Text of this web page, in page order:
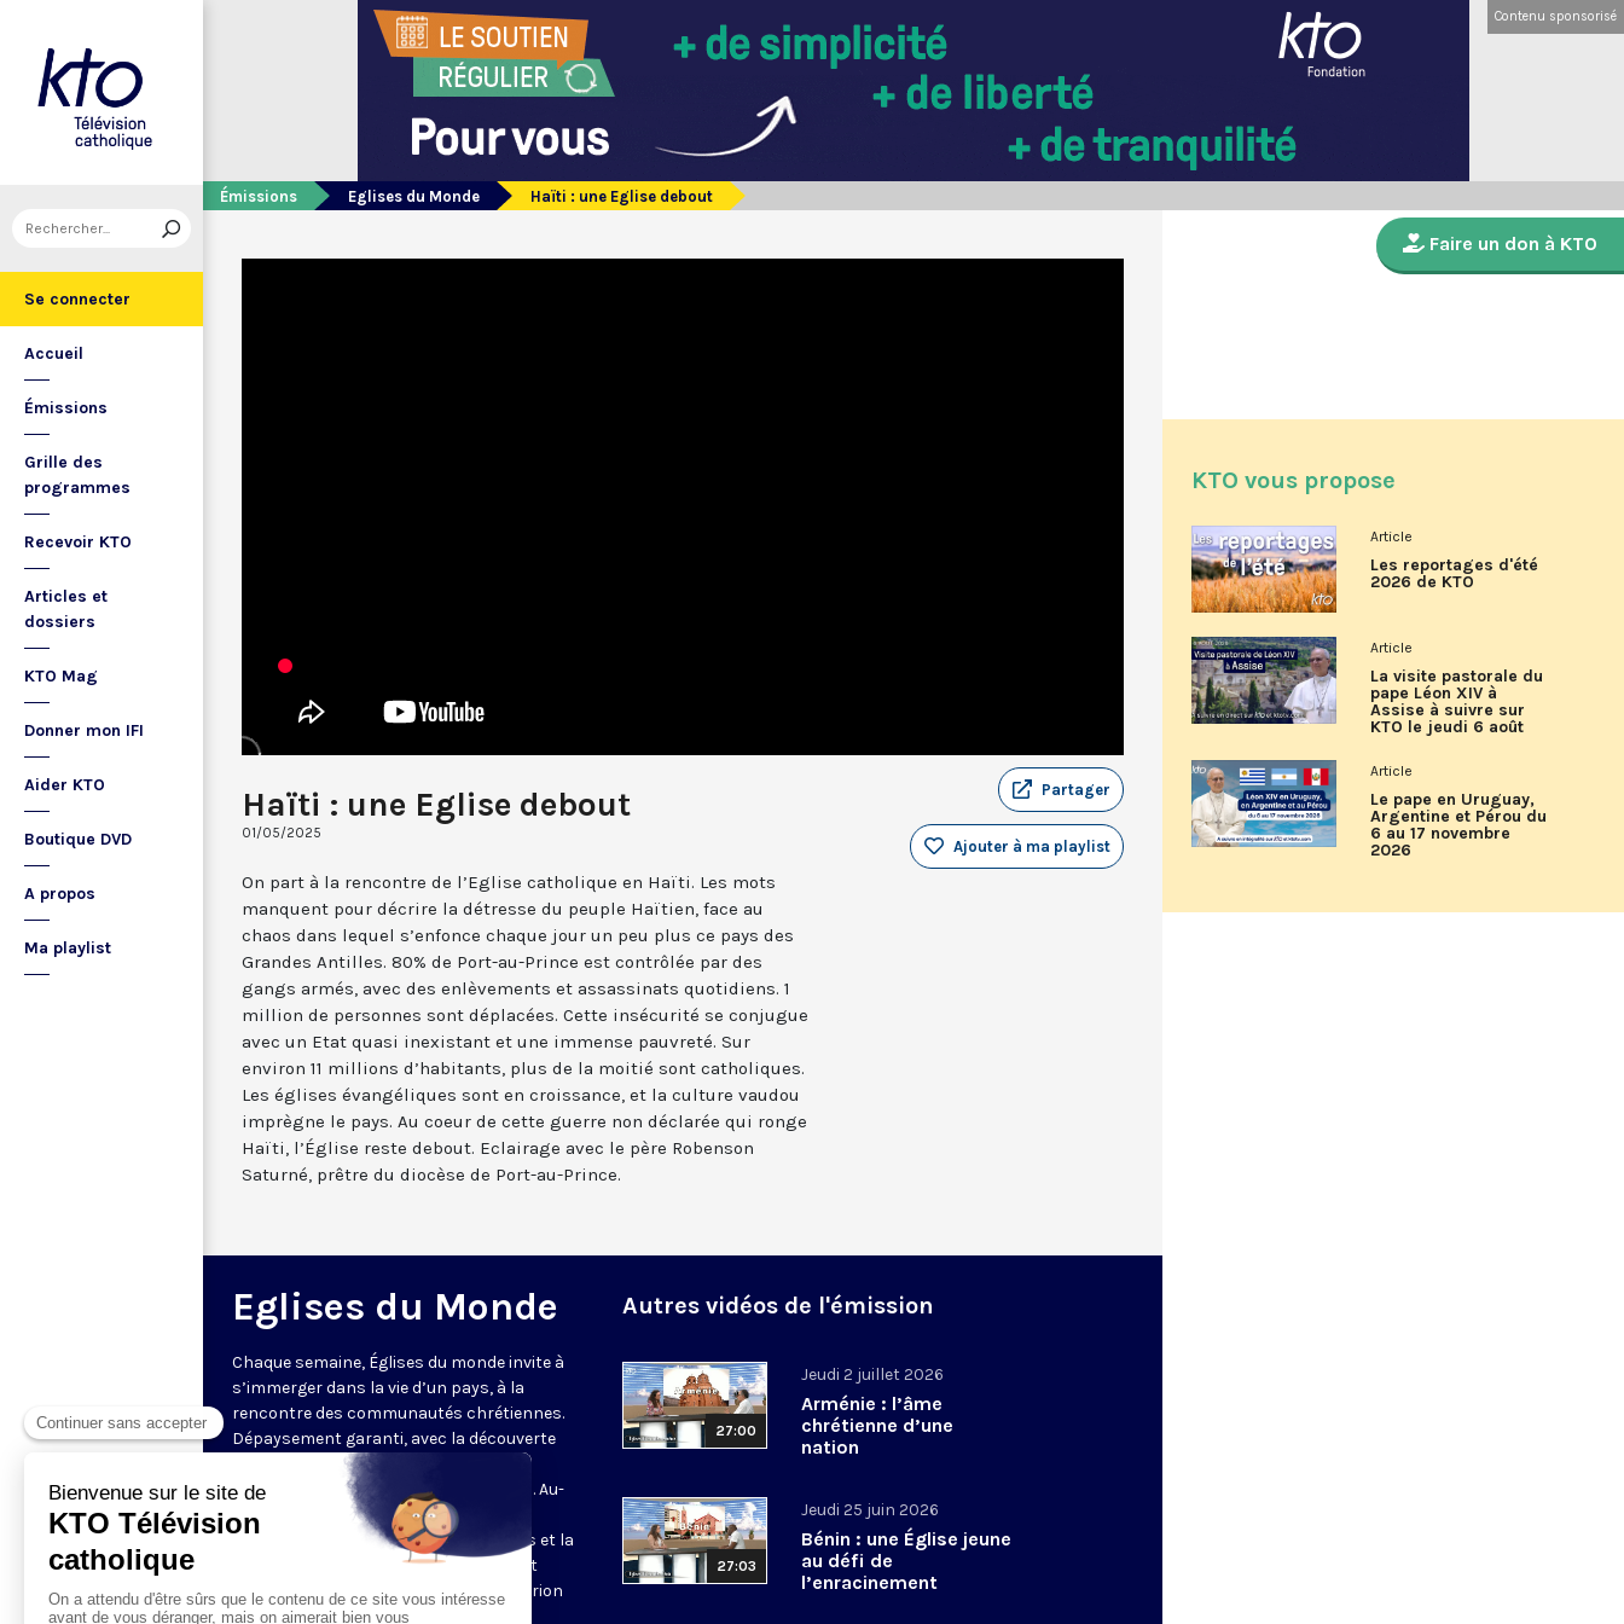
Se connecter
Accueil
Émissions
Grille des
programmes
Recevoir KTO
Articles et
dossiers
KTO Mag
Donner mon IFI
Aider KTO
Boutique DVD
A propos
Ma playlist
Contenu sponsorisé
Émissions Eglises du Monde Haïti : une Eglise debout
Haïti : une Eglise debout
01/05/2025
Partager
Ajouter à ma playlist
On part à la rencontre de l’Eglise catholique en Haïti. Les mots
manquent pour décrire la détresse du peuple Haïtien, face au
chaos dans lequel s’enfonce chaque jour un peu plus ce pays des
Grandes Antilles. 80% de Port-au-Prince est contrôlée par des
gangs armés, avec des enlèvements et assassinats quotidiens. 1
million de personnes sont déplacées. Cette insécurité se conjugue
avec un Etat quasi inexistant et une immense pauvreté. Sur
environ 11 millions d’habitants, plus de la moitié sont catholiques.
Les églises évangéliques sont en croissance, et la culture vaudou
imprègne le pays. Au coeur de cette guerre non déclarée qui ronge
Haïti, l’Église reste debout. Eclairage avec le père Robenson
Saturné, prêtre du diocèse de Port-au-Prince.
Eglises du Monde
Chaque semaine, Églises du monde invite à
s’immerger dans la vie d’un pays, à la
rencontre des communautés chrétiennes.
Dépaysement garanti, avec la découverte
des spécificités et du rayonnement de
l’Église catholique ou de ses difficultés. Au-
delà de l’actualité, il s’agit aussi de
comprendre les grands enjeux du pays et la
contribution que les chrétiens peuvent
apporter à la société. Présenté par Marion
Fontenille chaque jeudi à 21h45.
Autres vidéos de l'émission
27:00
Jeudi 2 juillet 2026
Arménie : l’âme
chrétienne d’une
nation
27:03
Jeudi 25 juin 2026
Bénin : une Église jeune
au défi de
l’enracinement
Faire un don à KTO
KTO vous propose
Article
Les reportages d'été
2026 de KTO
Article
La visite pastorale du
pape Léon XIV à
Assise à suivre sur
KTO le jeudi 6 août
Article
Le pape en Uruguay,
Argentine et Pérou du
6 au 17 novembre
2026